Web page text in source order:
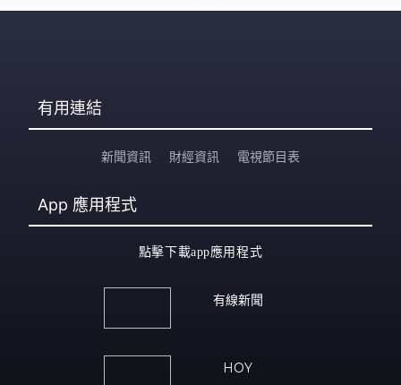
有用連結
新聞資訊 財經資訊 電視節目表
App 應用程式
點擊下載app應用程式
有線新聞
HOY